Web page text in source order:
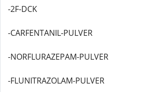
-2F-DCK
-CARFENTANIL-PULVER
-NORFLURAZEPAM-PULVER
-FLUNITRAZOLAM-PULVER